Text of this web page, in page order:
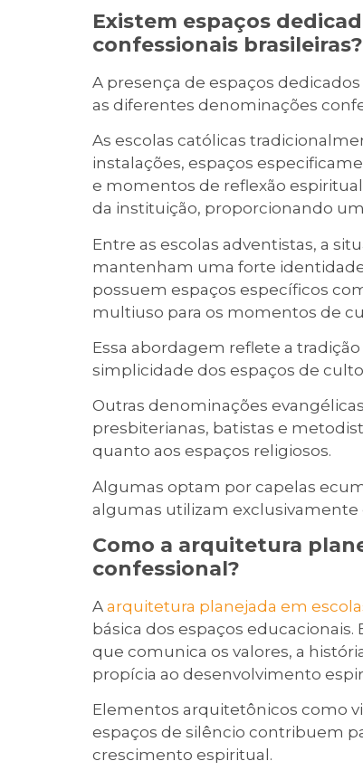
Existem espaços
confessionais brasileiras?
A presença de espaços
as diferentes denominações
As escolas católicas
instalações, espaços
e momentos de reflexão
da instituição, proporcionando
Entre as escolas adventistas, a
mantenham uma forte
possuem espaços específicos
multiuso para os momentos de
Essa abordagem reflete a
simplicidade dos espaços de
Outras denominações
presbiterianas, batistas e
quanto aos espaços religiosos.
Algumas optam por capelas
algumas utilizam exclusivamente
Como a arquitetura
confessional?
A arquitetura planejada em
básica dos espaços
que comunica os valores, a
propícia ao desenvolvimento
Elementos arquitetônicos como
espaços de silêncio contribuem
crescimento espiritual.